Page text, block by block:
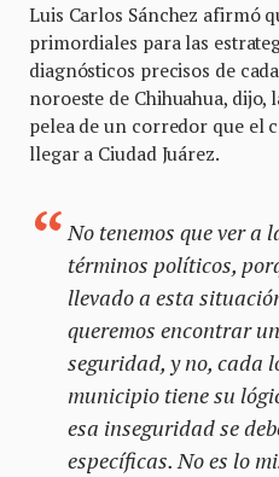
Luis Carlos Sánchez afirmó
primordiales para las
diagnósticos precisos de
noroeste de Chihuahua, dijo,
pelea de un corredor que el
llegar a Ciudad Juárez.
No tenemos que ver a
términos políticos,
llevado a esta
queremos encontrar
seguridad, y no, cada
municipio tiene su
esa inseguridad se
específicas. No es lo